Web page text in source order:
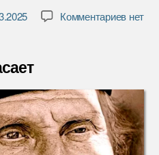
Комментариевкнет